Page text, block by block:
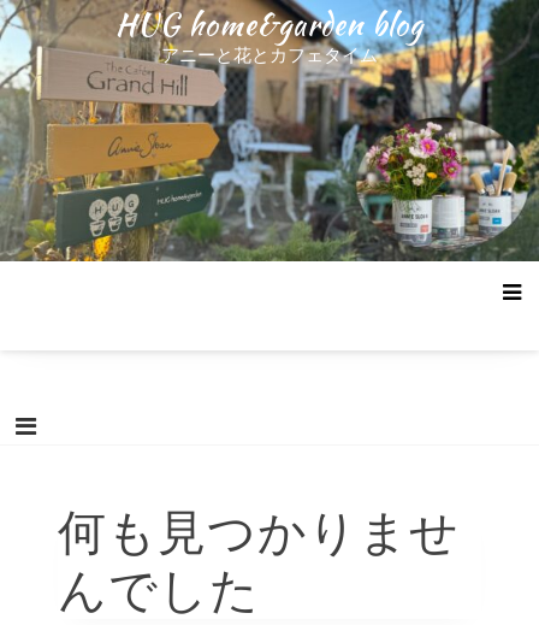
コ
ン
テ
ン
ツ
へ
ス
キ
ッ
HUG home&garden blog
アニーと花とカフェタイム
何も見つかりませ
んでした